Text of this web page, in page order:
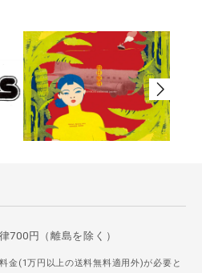
円（離島を除く）
金(1万円以上の送料無料適用外)が必要と